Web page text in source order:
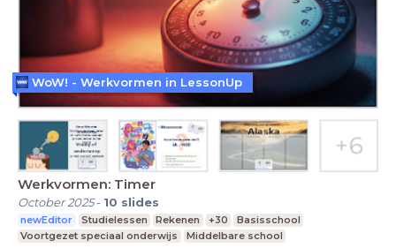
Werkvormen: Timer
October 2025- 10 slides
newEditor Studielessen Rekenen +30
Basisschool
Voortgezet speciaal onderwijs
Middelbare school
WoW! - Werkvormen in LessonUp